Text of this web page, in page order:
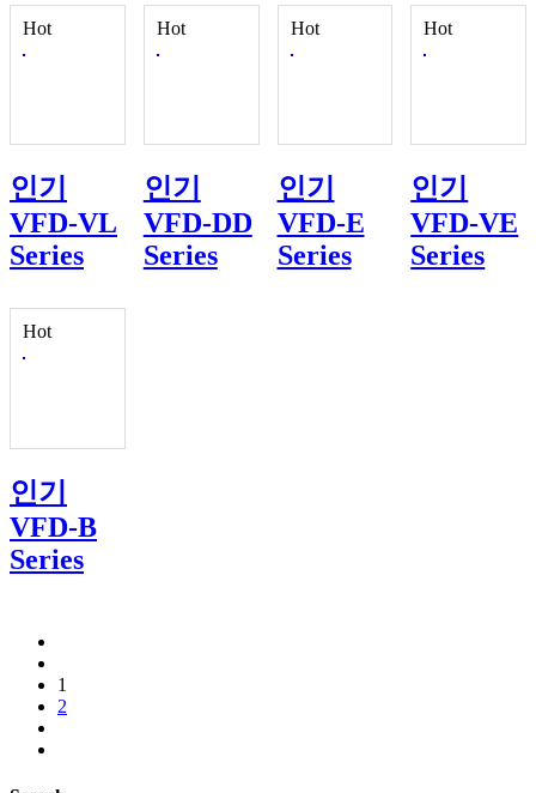
Hot
인기
VFD-VL
Series
Hot
인기
VFD-DD
Series
Hot
인기
VFD-E
Series
Hot
인기
VFD-VE
Series
Hot
인기
VFD-B
Series
1
2